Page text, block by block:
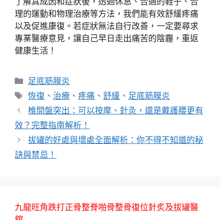
理的運動和物理治療等方法，我們能有效舒緩疼痛
以及促進康復。若症狀無法自行改善，一定要尋求
專業醫療意見，讓自己早日走出痛苦的陰霾，重返
健康生活！
分
類
足底筋膜炎
標
籤
恢復 、 治療 、疼痛 、舒緩 、 足底筋膜炎
椎間盤突出：可以按摩、針灸，還是戴護腰更有
效？完整指南解析！
拔罐的好處與壞處全面解析：你不得不知道的秘
訣與禁忌！
九龍旺角跌打正骨整脊啪骨整骨復位針炙及拔罐醫